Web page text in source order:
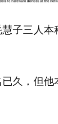
子三人
久，但他